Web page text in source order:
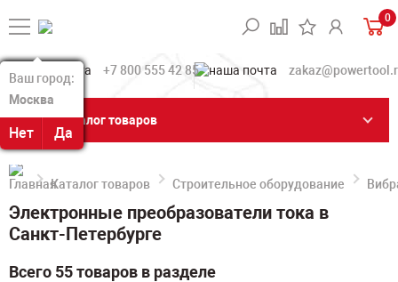
Ваш город:
Москва
Нет Да
Ваш город:
Москва
Нет Да
0
+7 800 555 42 85
Каталог товаров
Каталог товаров Строительное оборудование
Электронные преобразователи тока в
Санкт-Петербурге
Всего 55 товаров в разделе